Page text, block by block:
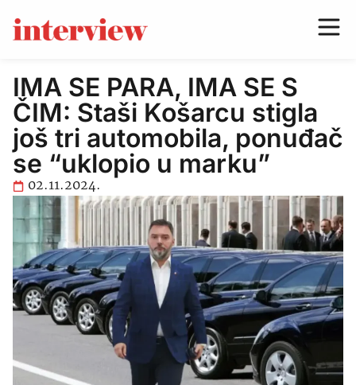
IMA SE PARA, IMA SE S
ČIM: Staši Košarcu stigla
još tri automobila, ponuđač
se “uklopio u marku”
02.11.2024.